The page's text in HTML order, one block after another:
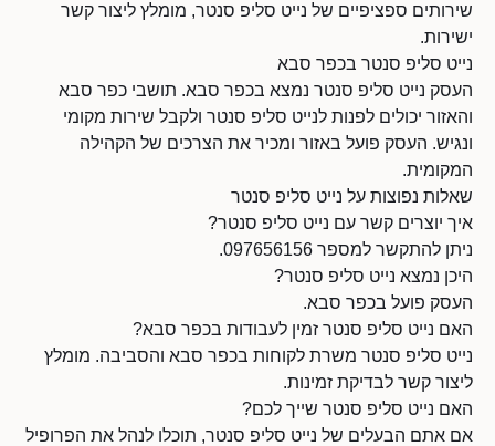
שירותים ספציפיים של נייט סליפ סנטר, מומלץ ליצור קשר
ישירות.
נייט סליפ סנטר בכפר סבא
העסק נייט סליפ סנטר נמצא בכפר סבא. תושבי כפר סבא
והאזור יכולים לפנות לנייט סליפ סנטר ולקבל שירות מקומי
ונגיש. העסק פועל באזור ומכיר את הצרכים של הקהילה
המקומית.
שאלות נפוצות על נייט סליפ סנטר
איך יוצרים קשר עם נייט סליפ סנטר?
ניתן להתקשר למספר 097656156.
היכן נמצא נייט סליפ סנטר?
העסק פועל בכפר סבא.
האם נייט סליפ סנטר זמין לעבודות בכפר סבא?
נייט סליפ סנטר משרת לקוחות בכפר סבא והסביבה. מומלץ
ליצור קשר לבדיקת זמינות.
האם נייט סליפ סנטר שייך לכם?
אם אתם הבעלים של נייט סליפ סנטר, תוכלו לנהל את הפרופיל